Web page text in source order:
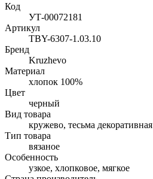
Код
УТ-00072181
Артикул
TBY-6307-1.03.10
Бренд
Kruzhevo
Материал
хлопок 100%
Цвет
черный
Вид товара
кружево, тесьма декоративная
Тип товара
вязаное
Особенность
узкое, хлопковое, мягкое